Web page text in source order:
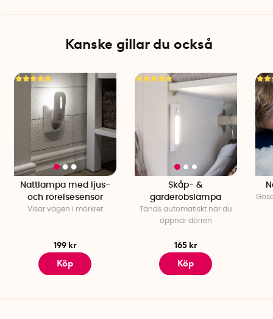
Kanske gillar du också
Nattlampa med ljus-
och rörelsesensor
Visar vägen i mörkret
199 kr
Köp
Skåp- &
garderobslampa
Tänds automatiskt när du
öppnar dörren
165 kr
Köp